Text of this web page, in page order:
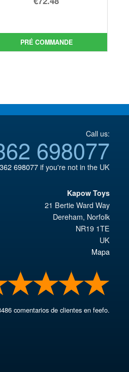
était :
€86.05.
actuel
est :
PRÉ COMMANDE
Call us:
698077
698077if you're not in the UK
Kapow Toys
21 Bertie Ward Way
Dereham, Norfolk
NR19 1TE
UK
Mapa
comentarios de clientes en feefo.